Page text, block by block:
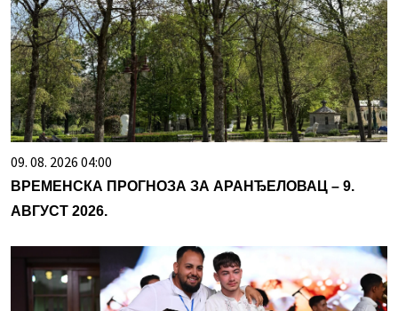
09. 08. 2026 04:00
ВРЕМЕНСКА ПРОГНОЗА ЗА АРАНЂЕЛОВАЦ – 9.
АВГУСТ 2026.